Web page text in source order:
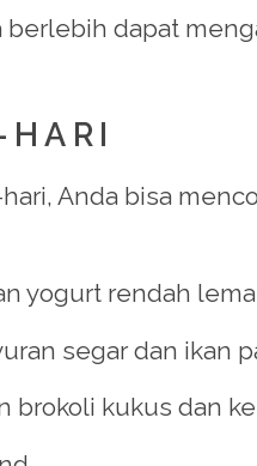
dapat
Anda bisa
yogurt rendah
segar dan ikan
brokoli kukus dan